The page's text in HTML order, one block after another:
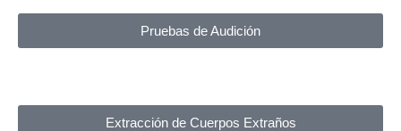
Pruebas de Audición
Extracción de Cuerpos Extraños